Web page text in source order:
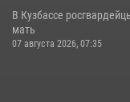
В Кузбассе
мать
07 августа 2026, 07:35